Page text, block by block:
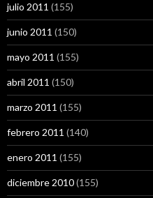
julio 2011 (155)
junio 2011 (150)
mayo 2011 (155)
abril 2011 (150)
marzo 2011 (155)
febrero 2011 (140)
enero 2011 (155)
diciembre 2010(155)